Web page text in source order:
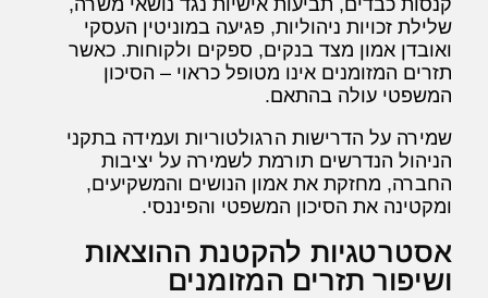
שלילת זכויות ניהוליות, פגיעה במוניטין העסקי
ואובדן אמון מצד בנקים, ספקים ולקוחות. כאשר
תזרים המזומנים אינו מטופל כראוי – הסיכון
המשפטי עולה בהתאם.
שמירה על הדרישות הרגולטוריות ועמידה בתקני
הניהול הנדרשים תורמת לשמירה על יציבות
החברה, מחזקת את אמון הנושים והמשקיעים,
ומקטינה את הסיכון המשפטי והפיננסי.
אסטרטגיות להקטנת ההוצאות
ושיפור תזרים המזומנים